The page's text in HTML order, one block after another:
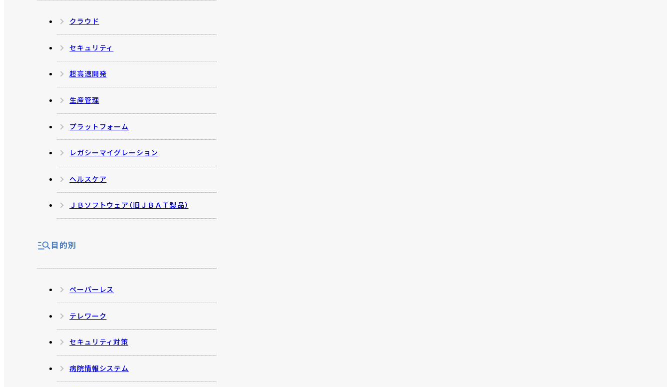
クラウド
セキュリティ
超高速開発
生産管理
プラットフォーム
レガシーマイグレーション
ヘルスケア
ＪＢソフトウェア（旧ＪＢＡＴ製品）
目的別
ペーパーレス
テレワーク
セキュリティ対策
病院情報システム